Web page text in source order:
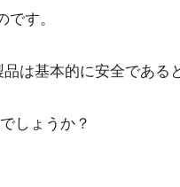
す。
は基本的に安全である
しょうか？